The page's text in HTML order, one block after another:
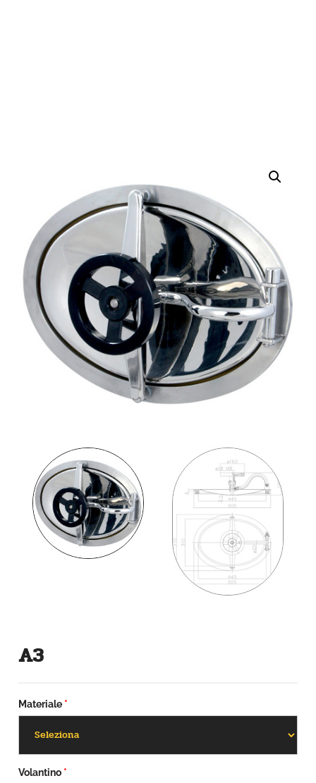
A3
Materiale *
Volantino *